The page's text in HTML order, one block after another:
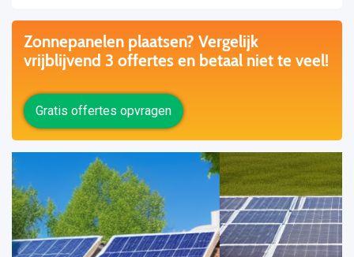
Zonnepanelen plaatsen? Vergelijk
vrijblijvend 3 offertes en betaal niet te veel!
Gratis offertes opvragen